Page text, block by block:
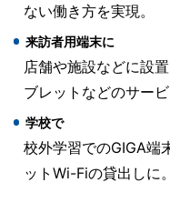
ない働き方を実現。
来訪者用端末に
店舗や施設などに設
ブレットなどのサービ
学校で
校外学習でのGIGA端
ットWi-Fiの貸出しに。